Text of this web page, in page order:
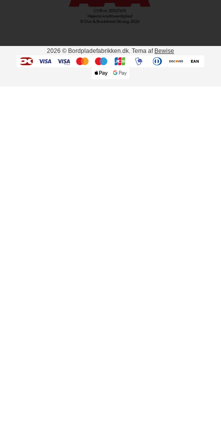
2026 © Bordpladefabrikken.dk. Tema af Bewise